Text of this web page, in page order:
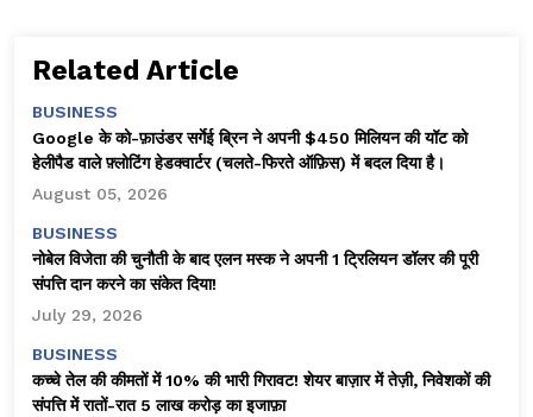
Related Article
BUSINESS
Google के को-फ़ाउंडर सर्गेई ब्रिन ने अपनी $450 मिलियन की यॉट को
हेलीपैड वाले फ़्लोटिंग हेडक्वार्टर (चलते-फिरते ऑफ़िस) में बदल दिया है।
August 05, 2026
BUSINESS
नोबेल विजेता की चुनौती के बाद एलन मस्क ने अपनी 1 ट्रिलियन डॉलर की पूरी
संपत्ति दान करने का संकेत दिया!
July 29, 2026
BUSINESS
कच्चे तेल की कीमतों में 10% की भारी गिरावट! शेयर बाज़ार में तेज़ी, निवेशकों की
संपत्ति में रातों-रात ₹5 लाख करोड़ का इजाफ़ा